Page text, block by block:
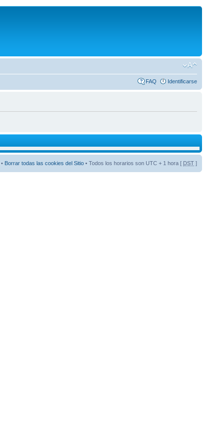
FAQ Identificarse
• Borrar todas las cookies del Sitio • Todos los horarios son UTC + 1 hora [ DST ]